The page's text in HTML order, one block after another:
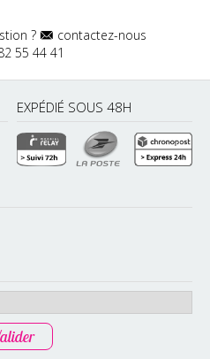
?
contactez-nous
55 44 41
EXPÉDIÉ SOUS 48H